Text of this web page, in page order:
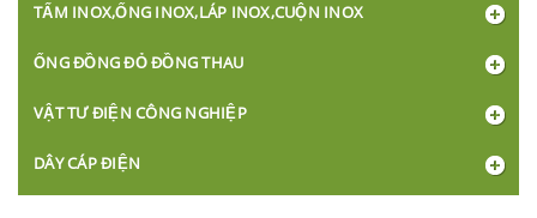
TẤM INOX,ỐNG INOX,LÁP INOX,CUỘN INOX
ỐNG ĐỒNG ĐỎ ĐỒNG THAU
VẬT TƯ ĐIỆN CÔNG NGHIỆP
DÂY CÁP ĐIỆN